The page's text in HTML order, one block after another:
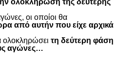
ολοκλήρωση της δεύτερης
οι οποίοι θα
από αυτήν που είχε αρχικά
τη δεύτερη φάση
αγώνες…